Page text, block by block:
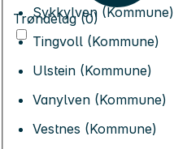
Sykkylven (Kommune)
Tingvoll (Kommune)
Ulstein (Kommune)
Vanylven (Kommune)
Vestnes (Kommune)
Trøndelag (0)